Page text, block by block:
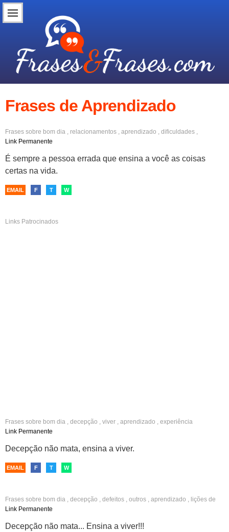
Frases de Aprendizado
Frases sobre bom dia , relacionamentos , aprendizado , dificuldades ,
superação,otimismo
Link Permanente
É sempre a pessoa errada que ensina a você as coisas
certas na vida.
EMAIL F T W
Links Patrocinados
Frases sobre bom dia , decepção , viver , aprendizado , experiência
Link Permanente
Decepção não mata, ensina a viver.
EMAIL F T W
Frases sobre bom dia , decepção , defeitos , outros , aprendizado , lições de
vida ,vida
Link Permanente
Decepção não mata... Ensina a viver!!!